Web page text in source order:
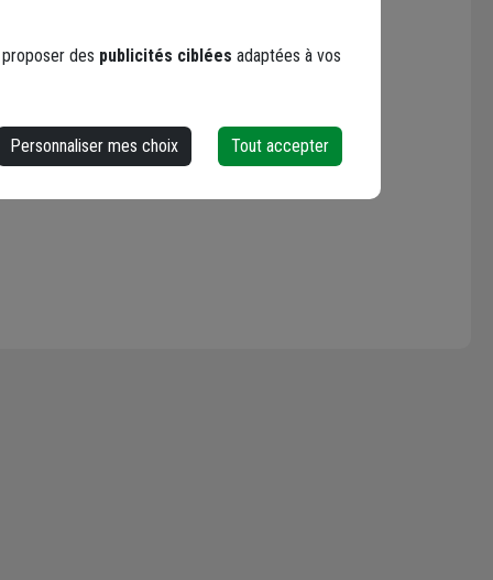
des publicités ciblées adaptées à vos
Personnaliser mes choix Tout accepter